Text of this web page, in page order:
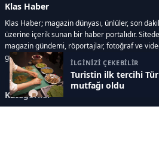
İLGİNİZİ ÇEKEBİLİR
Turistin ilk tercihi
mutfağı oldu
Klas Haber
Klas Haber; magazin dünyası, ünlüler, son
üzerine içerik sunan bir haber portalıdır.
magazin gündemi, röportajlar, fotoğraf ve
gazete gibi geniş bir içerik yelpazesi bulunur.
Kategoriler